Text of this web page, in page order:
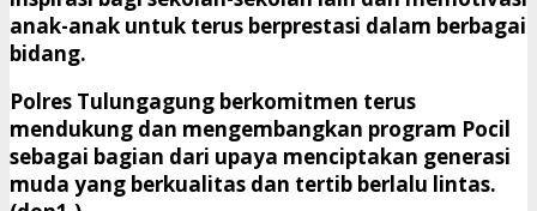
anak-anak untuk terus berprestasi dalam berbagai
bidang.
Polres Tulungagung berkomitmen terus
mendukung dan mengembangkan program Pocil
sebagai bagian dari upaya menciptakan generasi
muda yang berkualitas dan tertib berlalu lintas.